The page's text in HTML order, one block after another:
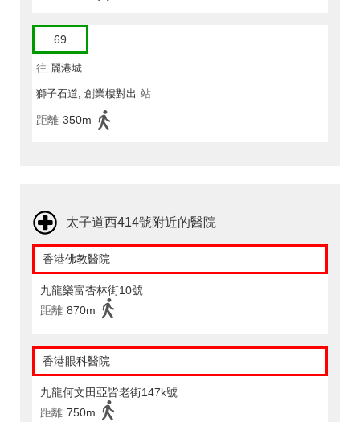
69
往 麗港城
獅子石道, 創業樓對出 站
距離 350m
太子道西414號附近的醫院
香港佛教醫院
九龍樂富杏林街10號
距離 870m
香港眼科醫院
九龍何文田亞皆老街147k號
距離 750m